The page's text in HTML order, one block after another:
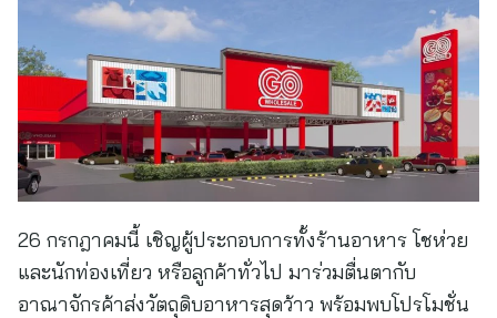
26 กรกฎาคมนี้ เชิญผู้ประกอบการทั้งร้านอาหาร โชห่วย
และนักท่องเที่ยว หรือลูกค้าทั่วไป มาร่วมตื่นตากับ
อาณาจักรค้าส่งวัตถุดิบอาหารสุดว้าว พร้อมพบโปรโมชั่น